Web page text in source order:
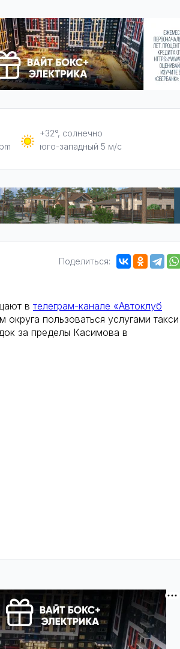
+32°, солнечно
юго-западный 5 м/с
Поделиться:
в телеграм-канале «Автоклуб
пользоваться услугами такси
за пределы Касимова в